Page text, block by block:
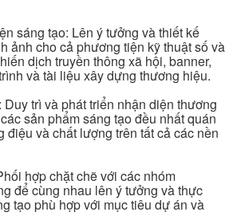
sáng tạo: Lên ý tưởng và thiết kế
ảnh cho cả phương tiện kỹ thuật số và
dịch truyền thông xã hội, banner,
và tài liệu xây dựng thương hiệu.
trì và phát triển nhận diện thương
sản phẩm sáng tạo đều nhất quán
điệu và chất lượng trên tất cả các nền
hợp chặt chẽ với các nhóm
để cùng nhau lên ý tưởng và thực
tạo phù hợp với mục tiêu dự án và